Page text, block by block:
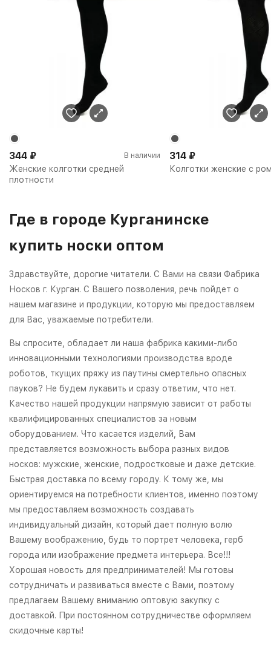
Женские колготки средней
плотности
344 ₽ В наличии
Колготки женские с
314 ₽
Где в городе Курганинске
купить носки оптом
Здравствуйте, дорогие читатели. С Вами на связи Фабрика
Носков г. Курган. С Вашего позволения, речь пойдет о
нашем магазине и продукции, которую мы предоставляем
для Вас, уважаемые потребители.
Вы спросите, обладает ли наша фабрика какими-либо
инновационными технологиями производства вроде
роботов, ткущих пряжу из паутины смертельно опасных
пауков? Не будем лукавить и сразу ответим, что нет.
Качество нашей продукции напрямую зависит от работы
квалифицированных специалистов за новым
оборудованием. Что касается изделий, Вам
представляется возможность выбора разных видов
носков: мужские, женские, подростковые и даже детские.
Быстрая доставка по всему городу. К тому же, мы
ориентируемся на потребности клиентов, именно поэтому
мы предоставляем возможность создавать
индивидуальный дизайн, который дает полную волю
Вашему воображению, будь то портрет человека, герб
города или изображение предмета интерьера. Все!!!
Хорошая новость для предпринимателей! Мы готовы
сотрудничать и развиваться вместе с Вами, поэтому
предлагаем Вашему вниманию оптовую закупку с
доставкой. При постоянном сотрудничестве оформляем
скидочные карты!